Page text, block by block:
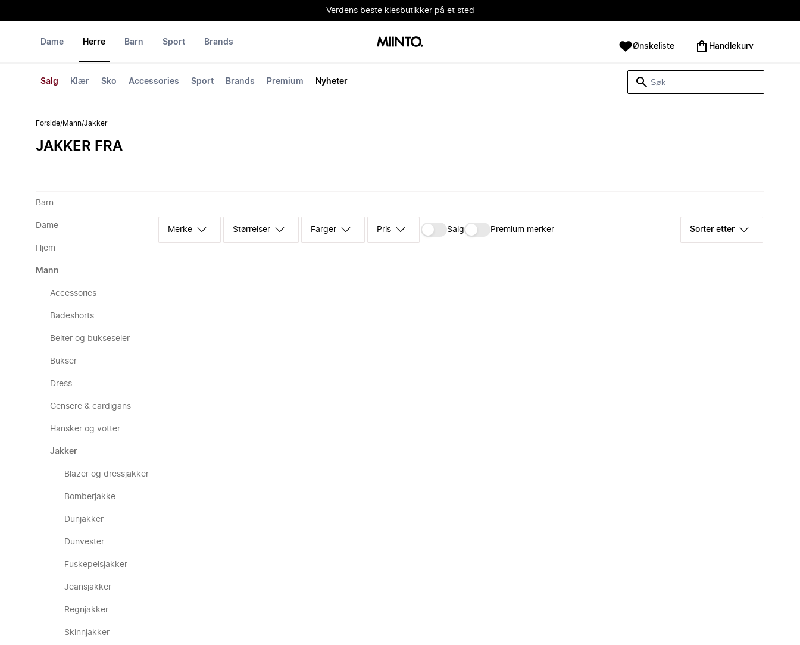
Verdens beste klesbutikker på et sted
Dame Herre
Salg Klær Sko Accessories Sport Brands Premium Nyheter
Barn Sport Brands Ønskeliste Handlekurv
Forside/Mann/Jakker
JAKKER FRA
Barn
Dame
Hjem
Mann
Accessories
Badeshorts
Belter og bukseseler
Bukser
Dress
Gensere & cardigans
Hansker og votter
Jakker
Blazer og dressjakker
Bomberjakke
Dunjakker
Dunvester
Fuskepelsjakker
Jeansjakker
Regnjakker
Skinnjakker
Merke Størrelser Farger Pris Salg Premium merker Sorter etter